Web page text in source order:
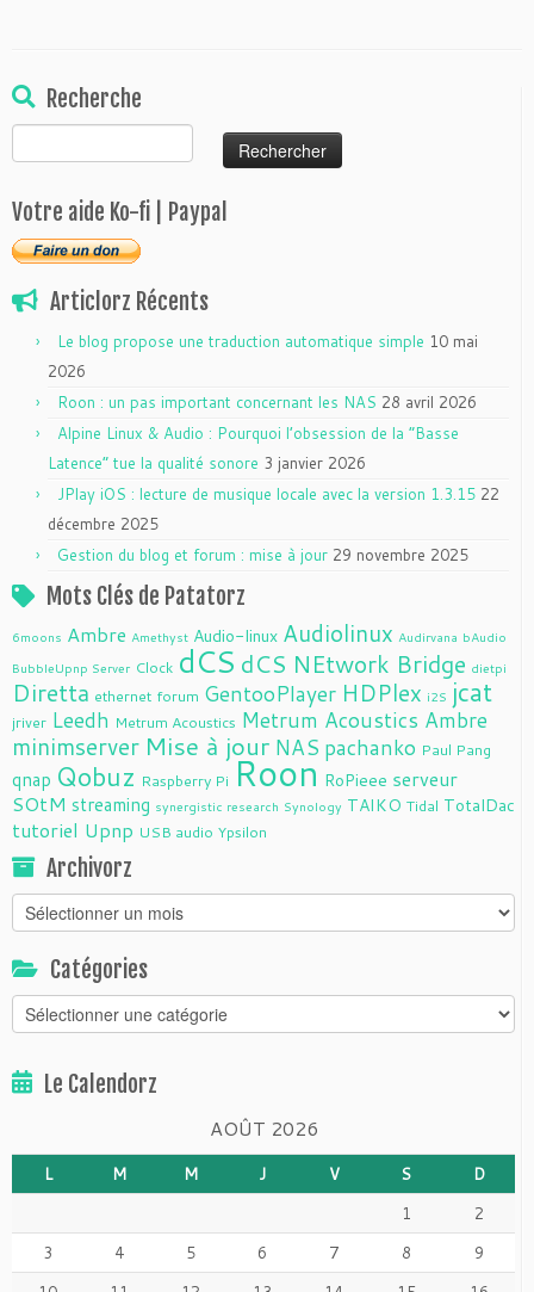
Recherche
Votre aide Ko-fi | Paypal
Articlorz Récents
Le blog propose une traduction automatique simple 10 mai
2026
Roon : un pas important concernant les NAS 28 avril 2026
Alpine Linux & Audio : Pourquoi l’obsession de la “Basse
Latence” tue la qualité sonore 3 janvier 2026
JPlay iOS : lecture de musique locale avec la version 1.3.15 22
décembre 2025
Gestion du blog et forum : mise à jour 29 novembre 2025
Mots Clés de Patatorz
6moons Ambre Amethyst Audio-linux Audiolinux Audirvana bAudio
BubbleUpnp Server Clock dCS dCS NEtwork Bridge dietpi
Diretta ethernet forum GentooPlayer HDPlex i2S jcat
jriver Leedh Metrum Acoustics Metrum Acoustics Ambre
minimserver Mise à jour NAS pachanko Paul Pang
qnap Qobuz Raspberry Pi Roon RoPieee serveur
SOtM streaming synergistic research Synology TAIKO Tidal TotalDac
tutoriel Upnp USB audio Ypsilon
Archivorz
Archivorz
Catégories
Catégories
Le Calendorz
AOÛT 2026
L M M J V S
D
1
2
3
4 5 6 7 8
9